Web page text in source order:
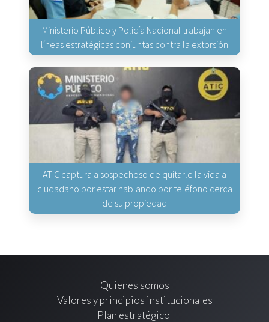
Ministerio Público y Policía Nacional trabajan en
líneas estratégicas conjuntas contra la extorsión
ATIC captura a sospechoso de quitarle la vida a
ciudadano por estar hablando por teléfono cerca
de su propiedad
Quienes somos
Valores y principios institucionales
Plan estratégico